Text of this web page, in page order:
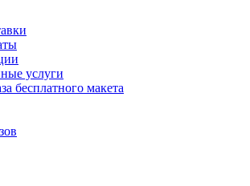
услуги
бесплатного макета